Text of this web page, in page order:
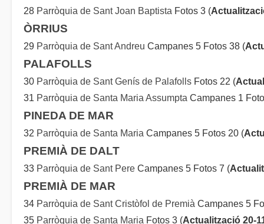
28 Parròquia de Sant Joan Baptista Fotos 3 (
ÒRRIUS
29 Parròquia de Sant Andreu Campanes 5 Fotos 38 (
PALAFOLLS
30 Parròquia de Sant Genís de Palafolls Fotos 22 (
31 Parròquia de Santa Maria Assumpta Campanes 1
PINEDA DE MAR
32 Parròquia de Santa Maria Campanes 5 Fotos 20 (
PREMIÀ DE DALT
33 Parròquia de Sant Pere Campanes 5 Fotos 7 (
PREMIÀ DE MAR
34 Parròquia de Sant Cristòfol de Premià Campanes 5
35 Parròquia de Santa Maria Fotos 3 (Actualització 20-